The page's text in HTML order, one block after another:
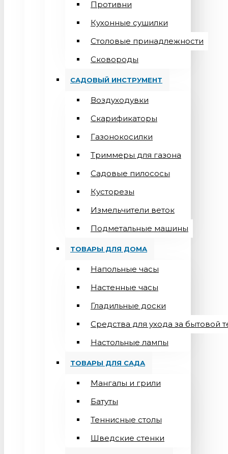
Противни
Кухонные сушилки
Столовые принадлежности
Сковороды
САДОВЫЙ ИНСТРУМЕНТ
Воздуходувки
Скарификаторы
Газонокосилки
Триммеры для газона
Садовые пилососы
Кусторезы
Измельчители веток
Подметальные машины
ТОВАРЫ ДЛЯ ДОМА
Напольные часы
Настенные часы
Гладильные доски
Средства для ухода за бытовой
Настольные лампы
ТОВАРЫ ДЛЯ САДА
Мангалы и грили
Батуты
Теннисные столы
Шведские стенки